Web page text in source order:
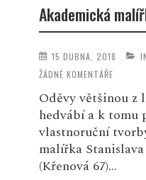
Akademická
15 DUBNA, 2018
ŽÁDNÉ KOMENTÁŘE
Oděvy většinou z
hedvábí a k tomu
vlastnoruční
malířka
(Křenová 67)...